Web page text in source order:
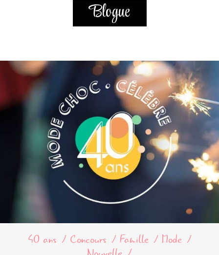
Blogue
40 ans Concours Famille
Mode